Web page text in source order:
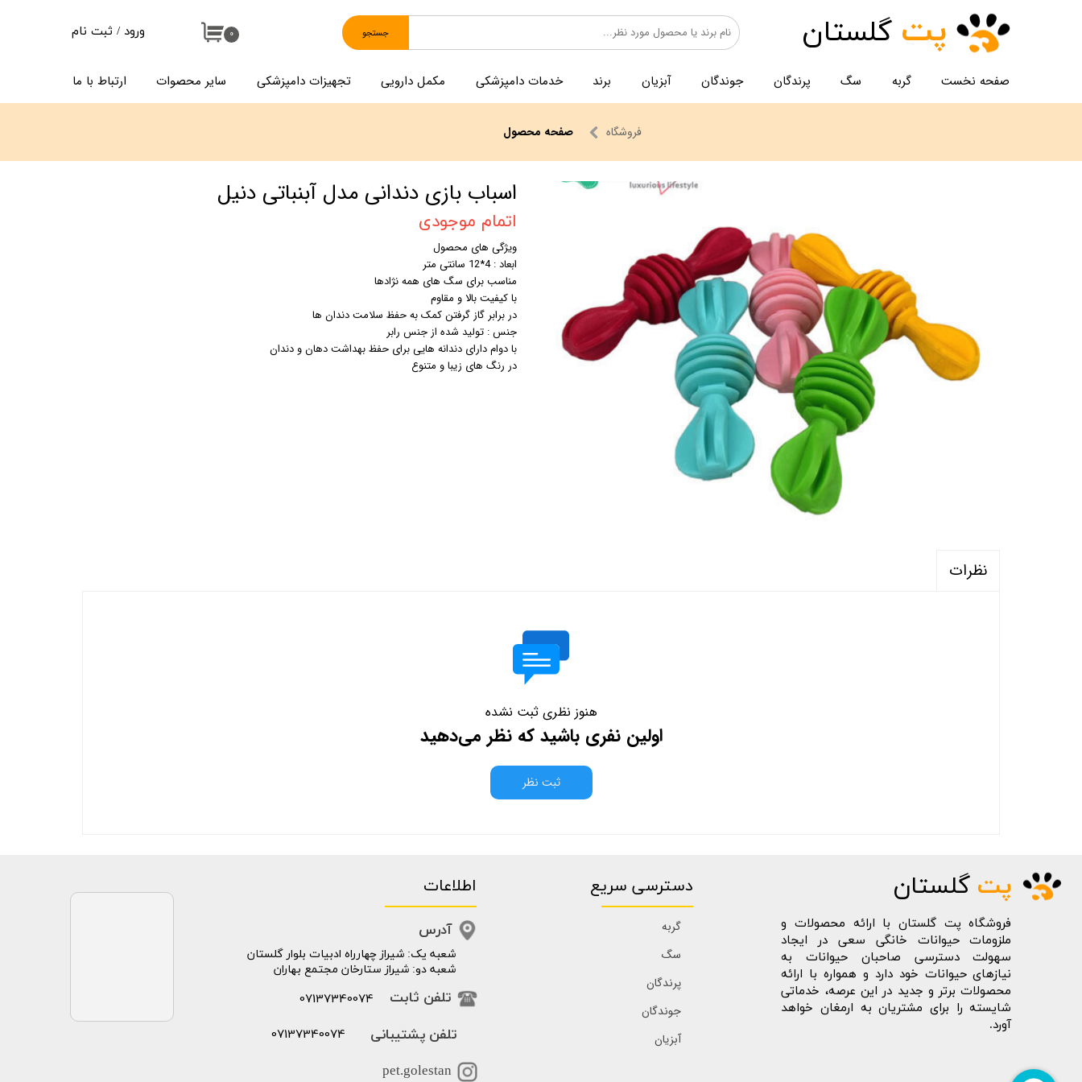
صفحه نخست گربه سگ پرندگان جوندگان آبزیان برند خدمات دامپزشکی مکمل دارویی تجهیزات دامپزشکی سایر محصوات ارتباط با ما
۰ جستجو پت گلستان ورود / ثبت نام
تغییر گذر واژه
فروشگاه صفحه محصول
اﺳﺒﺎب ﺑﺎزى دﻧﺪاﻧﻰ ﻣﺪل آﺑﻨﺒﺎﺗﻰ دنیل
اتمام موجودی
ویژگی های محصول
ابعاد : 4*12 سانتی متر
مناسب برای سگ های همه نژادها
با کیفیت بالا و مقاوم
در برابر گاز گرفتن کمک به حفظ سلامت دندان ها
جنس : تولید شده از جنس رابر
با دوام دارای دندانه هایی برای حفظ بهداشت دهان و دندان
در رنگ های زیبا و متنوع
نظرات
هنوز نظری ثبت نشده
اولین نفری باشید که نظر می‌دهید
ثبت نظر
پت گلستان
فروشگاه پت گلستان با ارائه محصولات و
ملزومات حیوانات خانگی سعی در ایجاد
سهولت دسترسی صاحبان حیوانات به
نیازهای حیوانات خود دارد و همواره با ارائه
محصولات برتر و جدید در این عرصه، خدماتی
شایسته را برای مشتریان به ارمغان خواهد
آورد.
دسترسی سریع
گربه
سگ
پرندگان
جوندگان
آبزیان
​​شعبه یک: شیراز چهارراه ادبیات بلوار گلستان
شعبه دو: شیراز ستارخان مجتمع بهاران
اطلاعات
آدرس
تلفن ثابت 07137340074
pet.golestan
تلفن پشتیبانی 07137340074